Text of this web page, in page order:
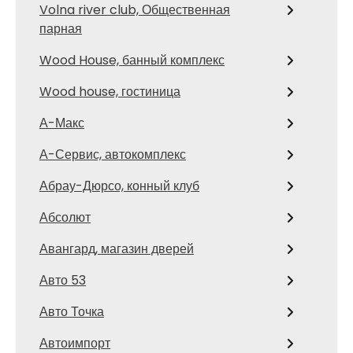
Volna river club, Общественная
парная
Wood House, банный комплекс
Wood house, гостиница
А-Макс
А-Сервис, автокомплекс
Абрау-Дюрсо, конный клуб
Абсолют
Авангард, магазин дверей
Авто 53
Авто Точка
Автоимпорт